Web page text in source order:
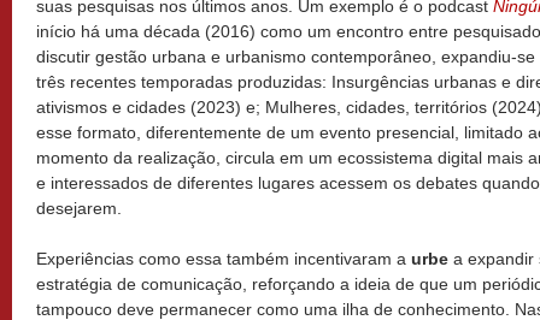
suas pesquisas nos últimos anos. Um exemplo é o podcast
início há uma década (2016) como um encontro entre
discutir gestão urbana e urbanismo contemporâneo, expandiu-
três recentes temporadas produzidas: Insurgências urbanas e
ativismos e cidades (2023) e; Mulheres, cidades, territórios
esse formato, diferentemente de um evento presencial, limitado
momento da realização, circula em um ecossistema digital mais
e interessados de diferentes lugares acessem os debates
desejarem.
Experiências como essa também incentivaram a urbe a expandir
estratégia de comunicação, reforçando a ideia de que um
tampouco deve permanecer como uma ilha de conhecimento.